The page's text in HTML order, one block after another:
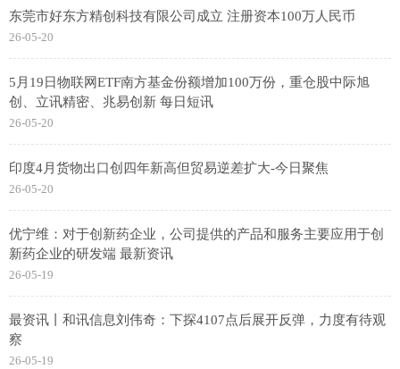
东莞市好东方精创科技有限公司成立 注册资本100万人民币
26-05-20
5月19日物联网ETF南方基金份额增加100万份，重仓股中际旭
创、立讯精密、兆易创新 每日短讯
26-05-20
印度4月货物出口创四年新高但贸易逆差扩大-今日聚焦
26-05-20
优宁维：对于创新药企业，公司提供的产品和服务主要应用于创
新药企业的研发端 最新资讯
26-05-19
最资讯丨和讯信息刘伟奇：下探4107点后展开反弹，力度有待观
察
26-05-19